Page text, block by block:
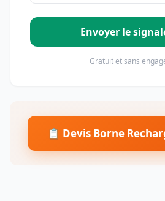
Envoyer le
Gratuit et sans
📋 Devis Borne